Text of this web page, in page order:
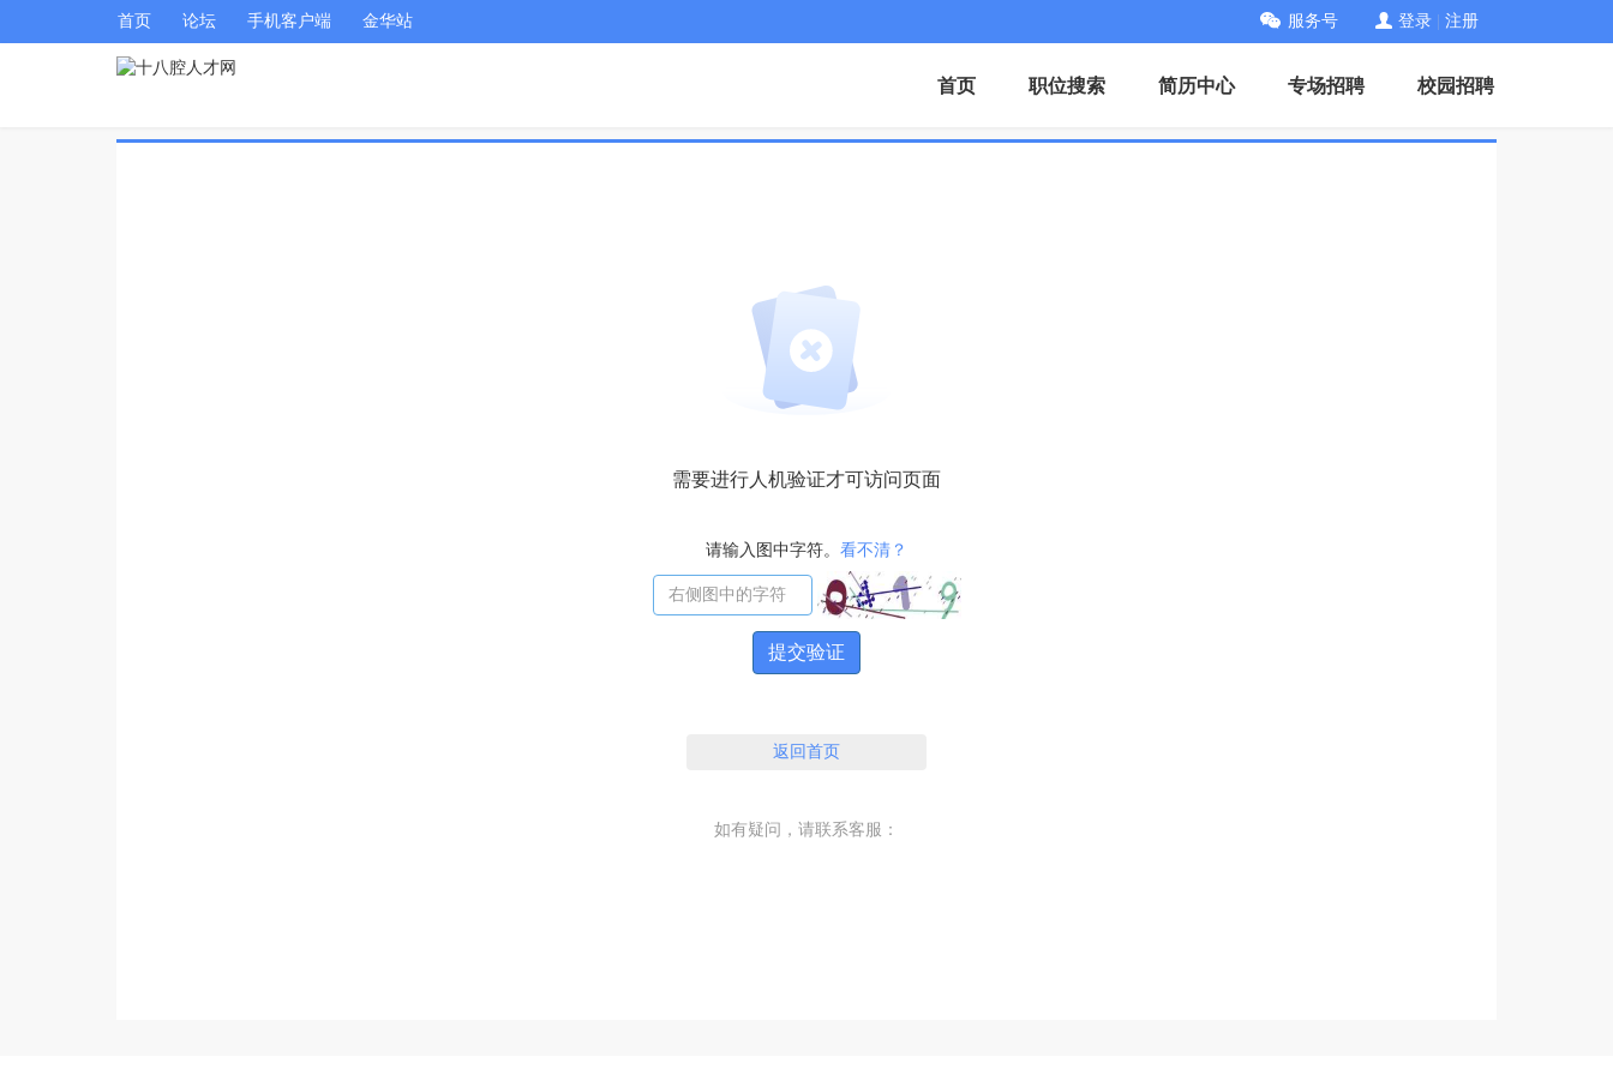
首页 论坛 手机客户端 金华站 服务号 登录 注册
首页 职位搜索 简历中心 专场招聘 校园招聘
需要进行人机验证才可访问页面
请输入图中字符。 看不清？
提交验证
返回首页
如有疑问，请联系客服：